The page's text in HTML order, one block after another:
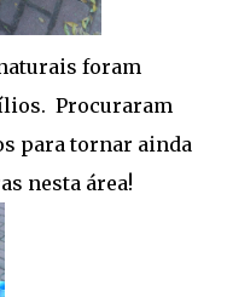
foram
Procuraram
para tornar ainda
nesta área!